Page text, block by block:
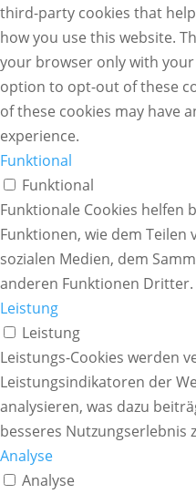
third-party cookies that
how you use this website.
your browser only with
option to opt-out of these
of these cookies may have
experience.
Funktional
Funktional
Funktionale Cookies
Funktionen, wie dem
sozialen Medien, dem
anderen Funktionen Dritter.
Leistung
Leistung
Leistungs-Cookies werden
Leistungsindikatoren der
analysieren, was dazu
besseres Nutzungserlebnis
Analyse
Analyse